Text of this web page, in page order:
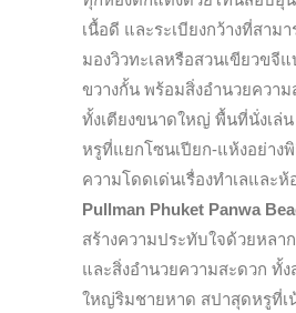
เนื้อดี และระเบียงกว้างที่สาม
มองวิวทะเลหรือสวนเขียวขจี
ขวางกั้น พร้อมสิ่งอำนวยควา
ทั้งเตียงขนาดใหญ่ พื้นที่นั่งเล่
หรูที่แยกโซนเปียก-แห้งอย่าง
ความโดดเด่นเรื่องทำเลและ
Pullman Phuket Panwa
สร้างความประทับใจด้วยหลา
และสิ่งอำนวยความสะดวก ทั้
ใหญ่ริมชายหาด สปาสุดหรูที่เ